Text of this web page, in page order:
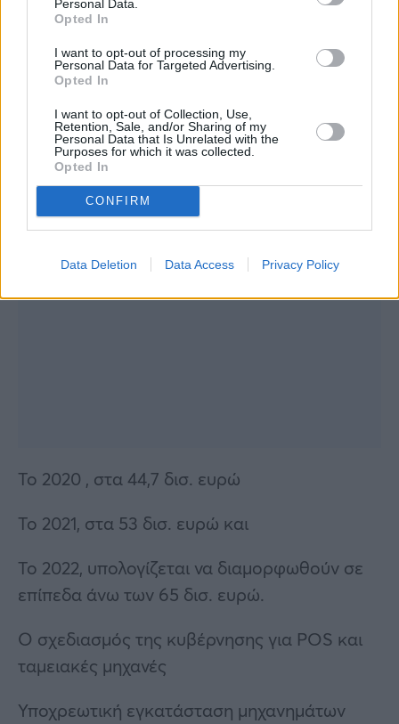
Personal Data.
Opted In
I want to opt-out of processing my
Personal Data for Targeted Advertising.
Opted In
I want to opt-out of Collection, Use,
Retention, Sale, and/or Sharing of my
Personal Data that Is Unrelated with the
Purposes for which it was collected.
Opted In
CONFIRM
Data Deletion Data Access Privacy Policy
Το 2020 , στα 44,7 δισ. ευρώ
Το 2021, στα 53 δισ. ευρώ και
Το 2022, υπολογίζεται να διαμορφωθούν σε
επίπεδα άνω των 65 δισ. ευρώ.
Ο σχεδιασμός της κυβέρνησης για POS και
ταμειακές μηχανές
Υποχρεωτική εγκατάσταση μηχανημάτων